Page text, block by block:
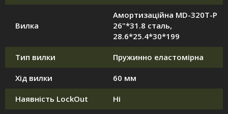
Вилка
Амортизаційна MD-320T-P
26"*31.8 сталь,
28.6*25.4*30*199
Тип вилки Пружинно еластомірна
Хід вилки 60 мм
Наявність LockOut Ні